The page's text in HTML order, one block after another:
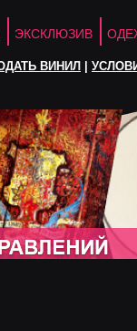
ЭКСКЛЮЗИВ
ВИНИЛ